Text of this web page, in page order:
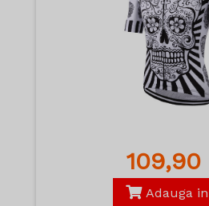
109,90
Adauga in